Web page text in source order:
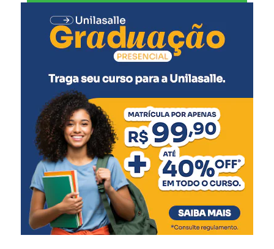
todos”, comenta.
O secretário de Cultura e Turismo, Caio Flavio dos
Santos, ressaltou a organização do evento, pensado para
agradar diferentes públicos.
“Todas as secretarias
fizeram muito para que
este evento ocorresse. É
uma festa de integração, de
união, onde a gente
pretende fazer com que o
cidadão de Canoas